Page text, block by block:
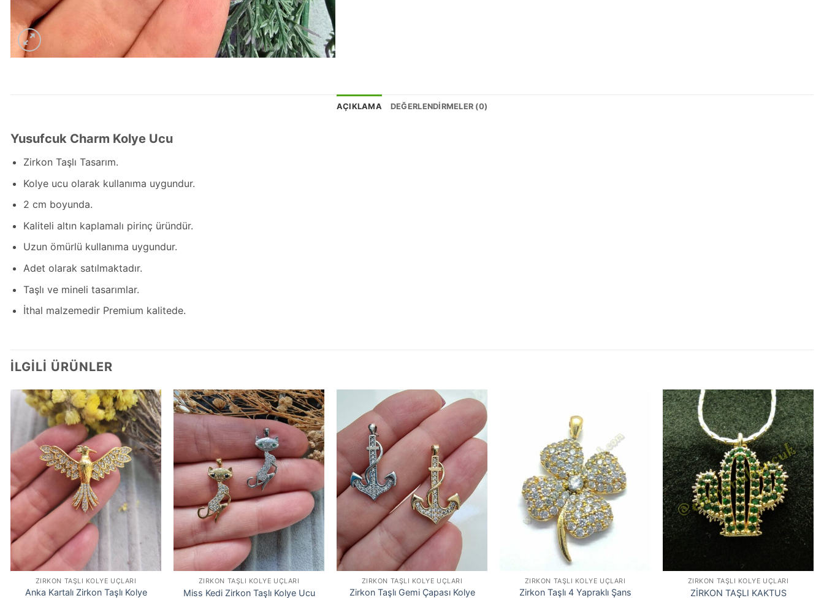
AÇIKLAMA DEĞERLENDIRMELER (0)
Yusufcuk Charm Kolye Ucu
Zirkon Taşlı Tasarım.
Kolye ucu olarak kullanıma uygundur.
2 cm boyunda.
Kaliteli altın kaplamalı pirinç üründür.
Uzun ömürlü kullanıma uygundur.
Adet olarak satılmaktadır.
Taşlı ve mineli tasarımlar.
İthal malzemedir Premium kalitede.
İLGILI ÜRÜNLER
ZIRKON TAŞLI KOLYE UÇLARI
Anka Kartalı Zirkon Taşlı Kolye
ZIRKON TAŞLI KOLYE UÇLARI
Miss Kedi Zirkon Taşlı Kolye Ucu
ZIRKON TAŞLI KOLYE UÇLARI
Zirkon Taşlı Gemi Çapası Kolye
ZIRKON TAŞLI KOLYE UÇLARI
Zirkon Taşlı 4 Yapraklı Şans
ZIRKON TAŞLI KOLYE UÇLARI
ZİRKON TAŞLI KAKTUS